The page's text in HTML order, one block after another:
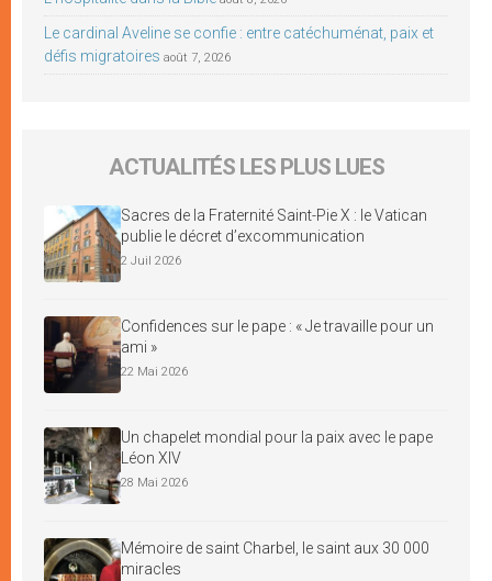
Le cardinal Aveline se confie : entre catéchuménat, paix et
défis migratoires août 7, 2026
ACTUALITÉS LES PLUS LUES
Sacres de la Fraternité Saint-Pie X : le Vatican
publie le décret d’excommunication
2 Juil 2026
Confidences sur le pape : « Je travaille pour un
ami »
22 Mai 2026
Un chapelet mondial pour la paix avec le pape
Léon XIV
28 Mai 2026
Mémoire de saint Charbel, le saint aux 30 000
miracles